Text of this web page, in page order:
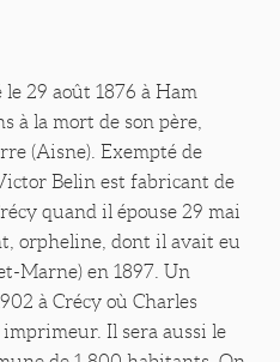
29 août 1876 à Ham
à la mort de son père,
(Aisne). Exempté de
Belin est fabricant de
quand il épouse 29 mai
orpheline, dont il avait eu
Marne) en 1897. Un
à Crécy où Charles
Il sera aussi le